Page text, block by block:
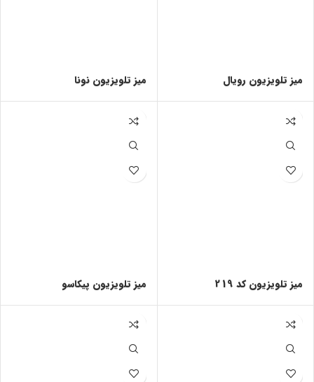
میز تلویزیون رویال میز تلویزیون نونا
میز تلویزیون کد 219 میز تلویزیون پیکاسو